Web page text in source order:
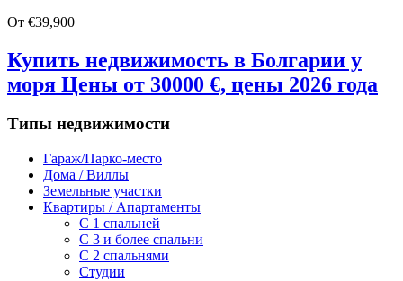
От €39,900
Купить недвижимость в Болгарии у
моря Цены от 30000 €, цены 2026 года
Типы недвижимости
Гараж/Парко-место
Дома / Виллы
Земельные участки
Квартиры / Апартаменты
C 1 спальней
C 3 и более спальни
С 2 спальнями
Студии